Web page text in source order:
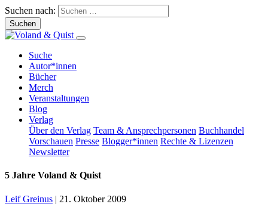
Suchen nach:
Suche
Autor*innen
Bücher
Merch
Veranstaltungen
Blog
Verlag
Über den Verlag Team & Ansprechpersonen Buchhandel
Vorschauen Presse Blogger*innen Rechte & Lizenzen
Newsletter
5 Jahre Voland & Quist
Leif Greinus | 21. Oktober 2009